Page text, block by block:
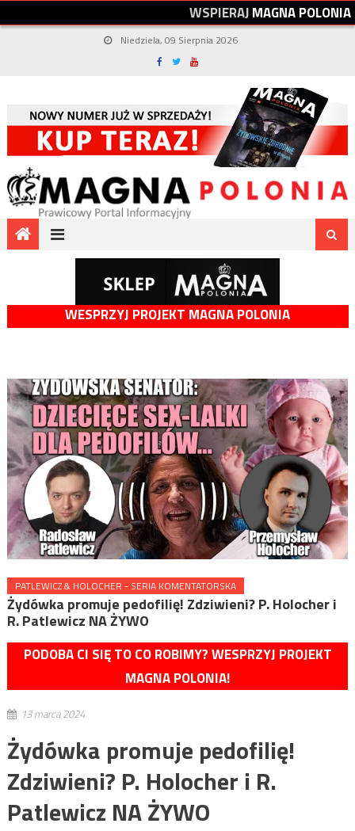
WSPIERAJMAGNAPOLONIA
Niedziela, 09 Sierpnia 2026
WESPRZYJ PROJEKT MAGNA POLONIA
PATLEWICZ & HOLOCHER - SERIA KOMENTATORSKA
Żydówka promuje pedofilię! Zdziwieni? P. Holocher i
R. Patlewicz NA ŻYWO
PODOBA CI SIĘ TO CO ROBIMY? WESPRZYJ PROJEKT
MAGNA POLONIA!
13 marca 2024
Żydówka promuje pedofilię!
Zdziwieni? P. Holocher i R.
Patlewicz NA ŻYWO